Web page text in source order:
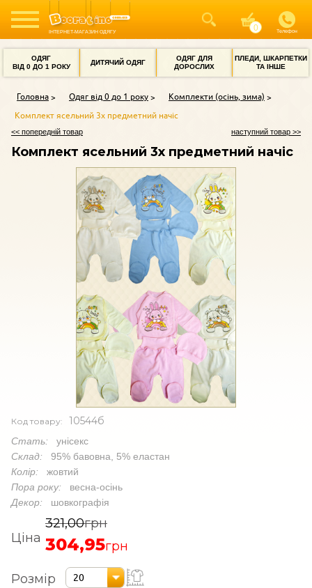
ІНТЕРНЕТ-МАГАЗИН ОДЯГУ Телефон
ОДЯГ
ВІД 0 ДО 1 РОКУ
ДИТЯЧИЙ ОДЯГ
ОДЯГ ДЛЯ
ДОРОСЛИХ
ПЛЕДИ, ШКАРПЕТКИ
ТА ІНШЕ
Головна Одяг від 0 до 1 року
Комплекти (осінь, зима)
Комплект ясельний 3х предметний начіс
<< попередній товар наступний товар >>
Комплект ясельний 3х предметний начіс
Код товару: 10544б
Стать: унісекс
Склад: 95% бавовна, 5% еластан
Колір: жовтий
Пора року: весна-осінь
Декор: шовкографія
Ціна
321,00грн
304,95грн
Розмір 20